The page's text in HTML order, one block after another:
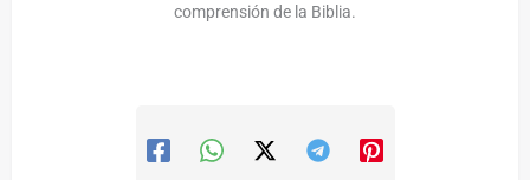
comprensión de la Biblia.